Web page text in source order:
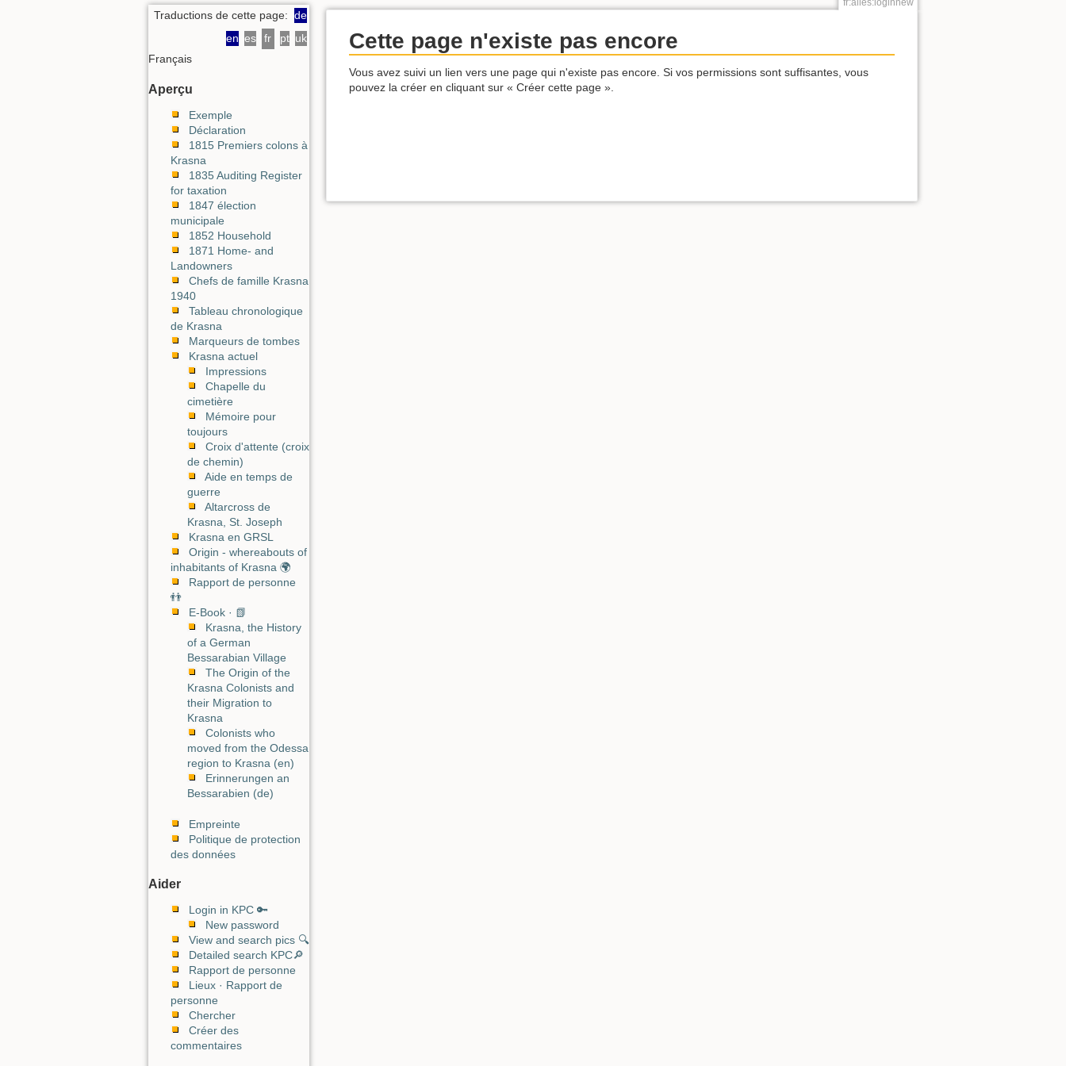
Traductions de cette page: de
en es fr pt uk
Français
Aperçu
Exemple
Déclaration
1815 Premiers colons à
Krasna
1835 Auditing Register
for taxation
1847 élection
municipale
1852 Household
1871 Home- and
Landowners
Chefs de famille Krasna
1940
Tableau chronologique
de Krasna
Marqueurs de tombes
Krasna actuel
Impressions
Chapelle du
cimetière
Mémoire pour
toujours
Croix d'attente (croix
de chemin)
Aide en temps de
guerre
Altarcross de
Krasna, St. Joseph
Krasna en GRSL
Origin - whereabouts of
inhabitants of Krasna 🌍
Rapport de personne
👬
E-Book · 📗
Krasna, the History
of a German
Bessarabian Village
The Origin of the
Krasna Colonists and
their Migration to
Krasna
Colonists who
moved from the Odessa
region to Krasna (en)
Erinnerungen an
Bessarabien (de)
Empreinte
Politique de protection
des données
Aider
Login in KPC 🔑
New password
View and search pics 🔍
Detailed search KPC🔎
Rapport de personne
Lieux · Rapport de
personne
Chercher
Créer des
commentaires
Cette page n'existe pas encore
Vous avez suivi un lien vers une page qui n'existe pas encore. Si vos permissions sont suffisantes, vous
pouvez la créer en cliquant sur « Créer cette page ».